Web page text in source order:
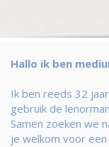
Hallo ik ben
Ik ben reeds 32
gebruik de
Samen zoeken we
je welkom voor